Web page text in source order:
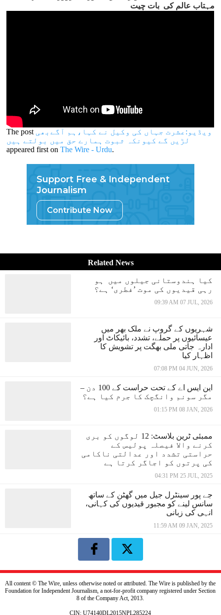
مہتاب عالم کی بات چیت
The post ویڈیو:عشرت جہاں کی وکیل نے کہا،ہم آگےبھی
لڑیں گے کیونکہ ثبوت ہمارے حق میں بولتے ہیں
appeared first onThe Wire - Urdu.
Support Free & Independent
Journalism
Contribute Now
Related News
کیا ہندوستانی جیلوں میں ہو
رہی قیدیوں کی موت ’فطری‘ ہے؟
09:39 AM 07 JUL, 2026
شہریوں کے گروپ نے ملک بھر میں
عیسائیوں پر حملے، تشدد، بائیکاٹ اور
ادارہ جاتی ملی بھگت پر تشویش کا
اظہار کیا
07:08 PM 04 JUN, 2026
این ایس اے کے تحت حراست کے 100 دن –
مگر سونم وانگچک کا جرم کیا ہے؟
01:15 PM 08 JAN, 2026
ممبئی ٹرین بلاسٹ: 12 لوگوں کو بری
کرنے والا فیصلہ پولیس کے
حراستی تشدد اور عدالتی ناکامی
کی پرتوں کو اجاگر کرتا ہے
04:31 PM 25 JUL, 2025
جے پور سینٹرل جیل میں گھٹن کے ساتھ
سانس لینے کو مجبور قیدیوں کی کہانی،
انہی کی زبانی
11:59 AM 09 JAN, 2025
All content © The Wire, unless otherwise noted or attributed. The Wire is published by the
Foundation for Independent Journalism, a not-for-profit company registered under Section
8 of the Company Act, 2013.
CIN: U74140DL2015NPL285224